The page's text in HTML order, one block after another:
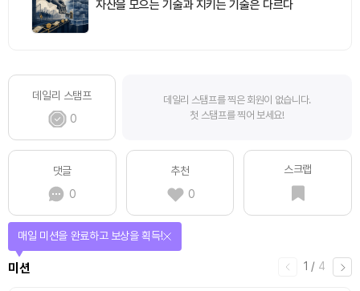
자산을 모으는 기술과 지키는 기술은 다르다
데일리 스탬프
0
데일리 스탬프를 찍은 회원이 없습니다.
첫 스탬프를 찍어 보세요!
댓글
0
추천
0
스크랩
1 / 4
미션
매일 미션을 완료하고 보상을 획득!